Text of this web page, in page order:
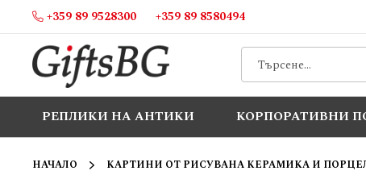
Прескачане
съдържанието
+359 89 9528300 +359 89 8580494
РЕПЛИКИ НА АНТИКИ КОРПОРАТИВНИ
НАЧАЛО КАРТИНИ ОТ РИСУВАНА КЕРАМИКА И